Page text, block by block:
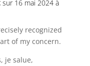
sur 16 mai 2024 à
recognized
of my concern.
je salue,